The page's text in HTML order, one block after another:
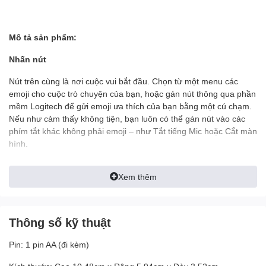
Mô tả sản phẩm:
Nhấn nút
Nút trên cùng là nơi cuộc vui bắt đầu. Chọn từ một menu các
emoji cho cuộc trò chuyện của bạn, hoặc gán nút thông qua phần
mềm Logitech để gửi emoji ưa thích của bạn bằng một cú chạm.
Nếu như cảm thấy không tiện, bạn luôn có thể gán nút vào các
phím tắt khác không phải emoji – như Tắt tiếng Mic hoặc Cắt màn
hình.
Chuột POP không chỉ có vẻ bề ngoài đẹp mắt. Nó còn cho cảm
giác tuyệt vời, với đường uốn lượn nhẹ nhàng vừa vặn ngay trong
Xem thêm
Thông số kỹ thuật
Pin: 1 pin AA (đi kèm)